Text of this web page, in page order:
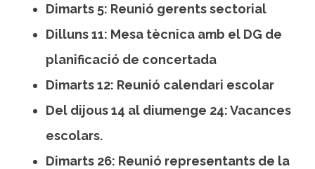
Dimarts 5: Reunió gerents sectorial
Dilluns 11: Mesa tècnica amb el DG de
planificació de concertada
Dimarts 12: Reunió calendari escolar
Del dijous 14 al diumenge 24: Vacances
escolars.
Dimarts 26: Reunió representants de la